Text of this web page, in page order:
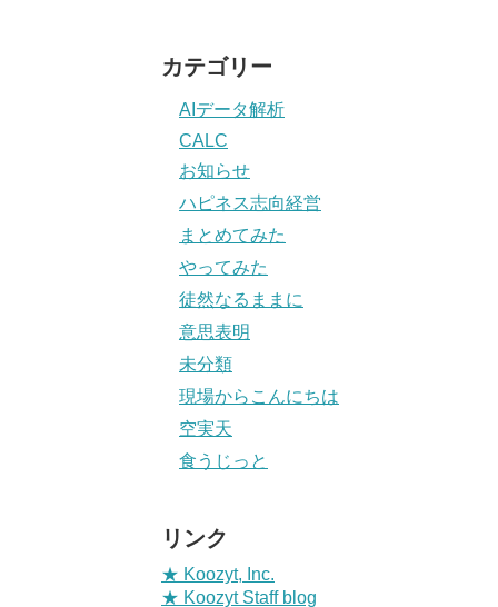
カテゴリー
AIデータ解析
CALC
お知らせ
ハピネス志向経営
まとめてみた
やってみた
徒然なるままに
意思表明
未分類
現場からこんにちは
空実天
食うじっと
リンク
★ Koozyt, Inc.
★ Koozyt Staff blog